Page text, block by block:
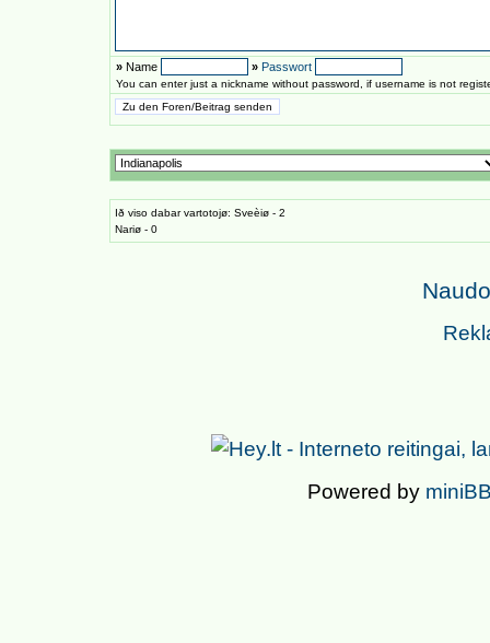
» Name » Passwort
You can enter just a nickname without password, if username is not
Ið viso dabar vartotojø: Sveèiø - 2
Nariø - 0
Powered by